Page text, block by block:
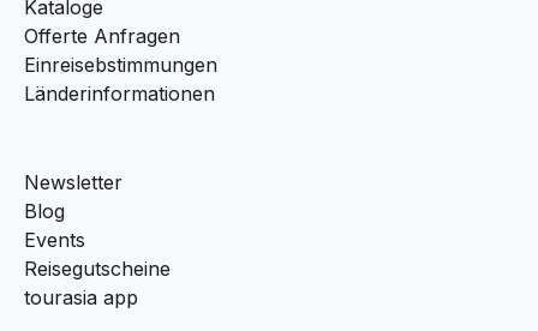
Kataloge
Offerte Anfragen
Einreisebstimmungen
Länderinformationen
Newsletter
Blog
Events
Reisegutscheine
tourasia app